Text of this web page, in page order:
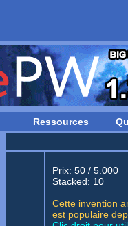
Ressources
Prix: 50 / 5.000
Stacked: 10
Cette invention
est populaire